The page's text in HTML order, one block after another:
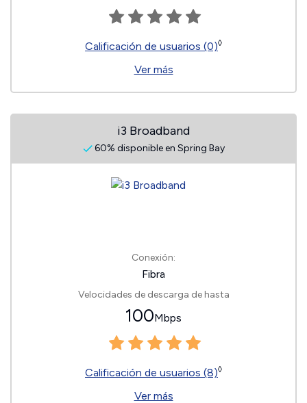
Calificación de usuarios (0)◊
Ver más
i3 Broadband
60% disponible en Spring Bay
Conexión:
Fibra
Velocidades de descarga de hasta
100Mbps
Calificación de usuarios (8)◊
Ver más